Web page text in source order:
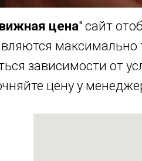
цена" сайт
зависимости от
цену у